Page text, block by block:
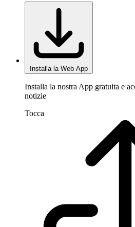
Installa la Web App
Installa la nostra App gratuita e
notizie
Tocca